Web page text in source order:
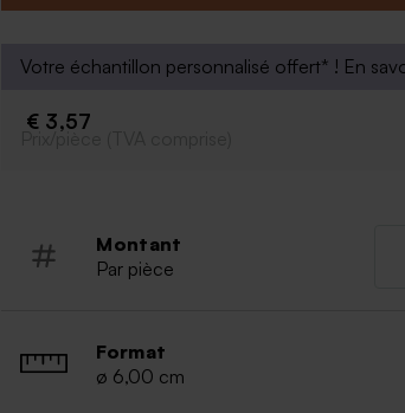
* Composants : sucre, glucose, eau, acide
* Sans allergènes
Votre échantillon personnalisé offert* ! En
€ 3,57
Prix/pièce (TVA comprise)
Montant
Par pièce
Format
ø 6,00 cm